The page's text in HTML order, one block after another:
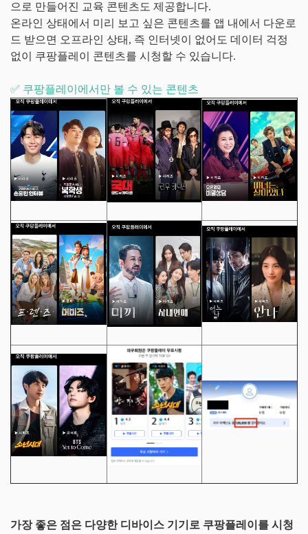
으로 만들어진 교육 콘텐츠도 제공합니다.
온라인 상태에서 미리 보고 싶은 콘텐츠를 앱 내에서 다운로
드 받으면 오프라인 상태, 즉 인터넷이 없어도 데이터 걱정
없이 쿠팡플레이 콘텐츠를 시청할 수 있습니다.
✅ 쿠팡플레이에서만 볼 수 있는 콘텐츠
가장 좋은 점은 다양한 디바이스 기기로 쿠팡플레이를 시청